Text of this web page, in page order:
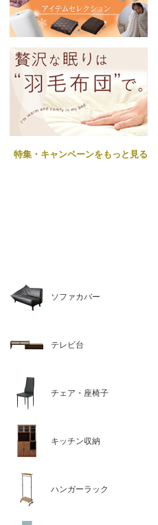
特集・キャンペーンをもっと見る
ソファカバー
テレビ台
チェア・座椅子
キッチン収納
ハンガーラック